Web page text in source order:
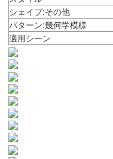
シェイプ:その他
パターン:幾何学模様
適用シーン